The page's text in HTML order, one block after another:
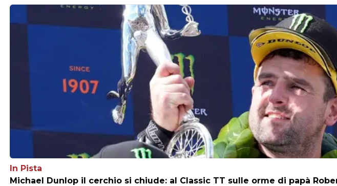
In Pista
Michael Dunlop il cerchio si chiude: al Classic TT sulle orme di papà